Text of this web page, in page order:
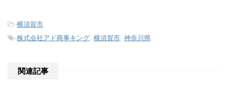
-横須賀市
-株式会社アド商事キング 横須賀市 神奈川県
関連記事